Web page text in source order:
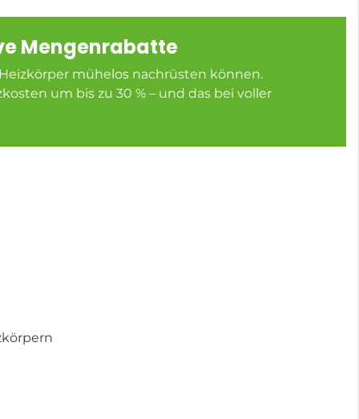
Mengenrabatte
mühelos nachrüsten können.
um bis zu 30 % – und das bei voller